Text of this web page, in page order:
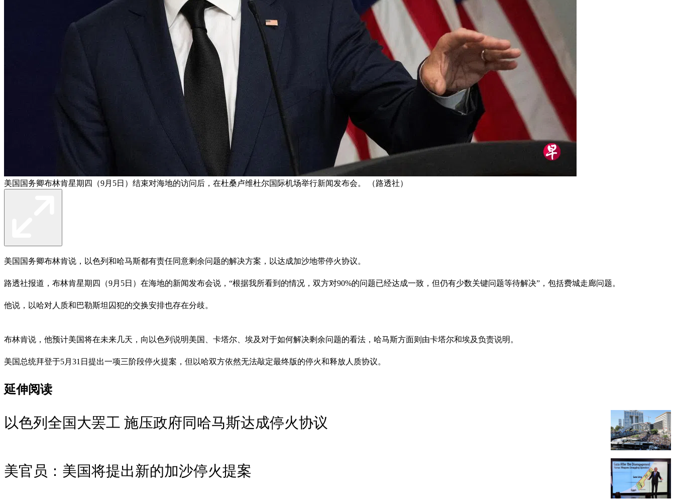
美国国务卿布林肯星期四（9月5日）结束对海地的访问后，在杜桑卢维杜尔国际机场举行新闻发布会。 （路透社）
美国国务卿布林肯说，以色列和哈马斯都有责任同意剩余问题的解决方案，以达成加沙地带停火协议。
路透社报道，布林肯星期四（9月5日）在海地的新闻发布会说，“根据我所看到的情况，双方对90%的问题已经达成一致，但仍有少数关键问题等待解决”，包括费城走廊问题。
他说，以哈对人质和巴勒斯坦囚犯的交换安排也存在分歧。
布林肯说，他预计美国将在未来几天，向以色列说明美国、卡塔尔、埃及对于如何解决剩余问题的看法，哈马斯方面则由卡塔尔和埃及负责说明。
美国总统拜登于5月31日提出一项三阶段停火提案，但以哈双方依然无法敲定最终版的停火和释放人质协议。
延伸阅读
以色列全国大罢工 施压政府同哈马斯达成停火协议
美官员：美国将提出新的加沙停火提案